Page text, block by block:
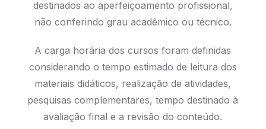
destinados ao aperfeiçoamento profissional,
não conferindo grau acadêmico ou técnico.
A carga horária dos cursos foram definidas
considerando o tempo estimado de leitura dos
materiais didáticos, realização de atividades,
pesquisas complementares, tempo destinado à
avaliação final e a revisão do conteúdo.